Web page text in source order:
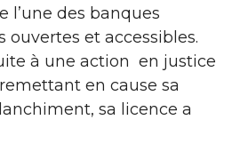
l’une des banques
ouvertes et accessibles.
à une action en justice
en cause sa
sa licence a